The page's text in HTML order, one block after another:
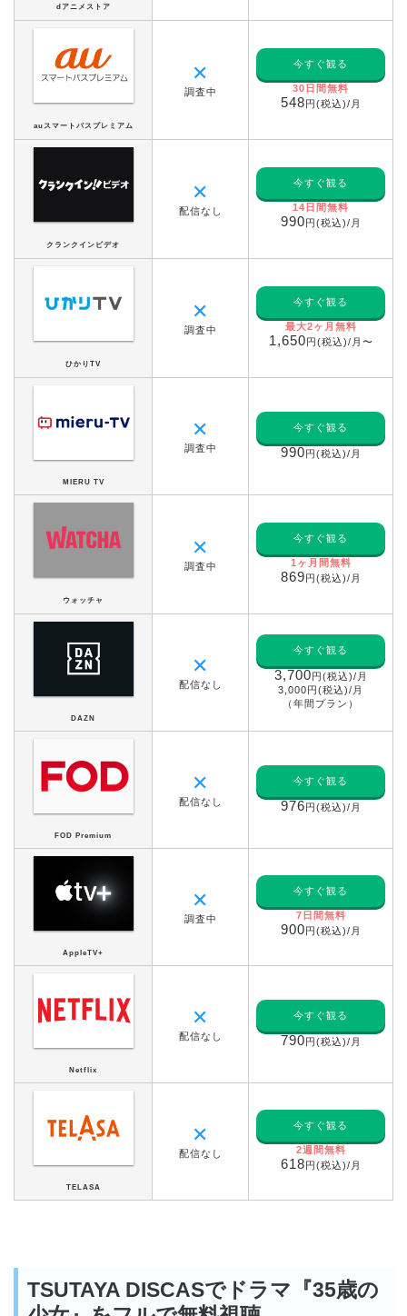
dアニメストア
auスマートパスプレミアム
✕
調査中
今すぐ観る
30日間無料
548円(税込)/月
クランクインビデオ
✕
配信なし
今すぐ観る
14日間無料
990円(税込)/月
ひかりTV
✕
調査中
今すぐ観る
最大2ヶ月無料
1,650円(税込)/月〜
MIERU TV
✕
調査中
今すぐ観る
990円(税込)/月
ウォッチャ
✕
調査中
今すぐ観る
1ヶ月間無料
869円(税込)/月
DAZN
✕
配信なし
今すぐ観る
3,700円(税込)/月
3,000円(税込)/月
（年間プラン）
FOD Premium
✕
配信なし
今すぐ観る
976円(税込)/月
AppleTV+
✕
調査中
今すぐ観る
7日間無料
900円(税込)/月
Netflix
✕
配信なし
今すぐ観る
790円(税込)/月
TELASA
✕
配信なし
今すぐ観る
2週間無料
618円(税込)/月
TSUTAYA DISCASでドラマ『35歳の